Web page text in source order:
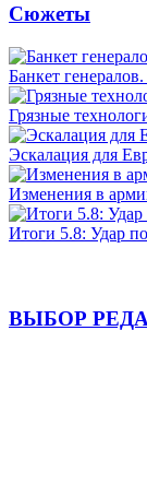
Сюжеты
Банкет
Грязные
Эскалация для
Изменения в
Итоги 5.8: Удар
ВЫБОР